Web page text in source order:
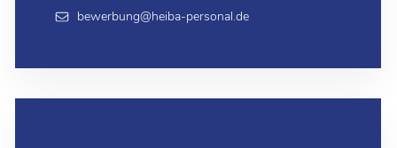
bewerbung@heiba-personal.de